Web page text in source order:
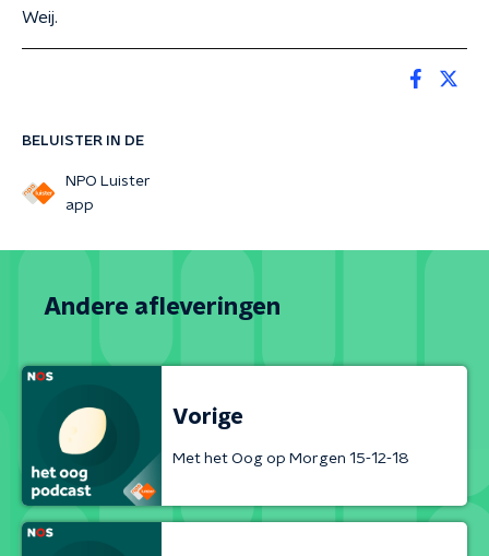
BELUISTER IN DE
NPO Luister
app
Weij.
Andere afleveringen
Vorige
Met het Oog op Morgen 15-12-18